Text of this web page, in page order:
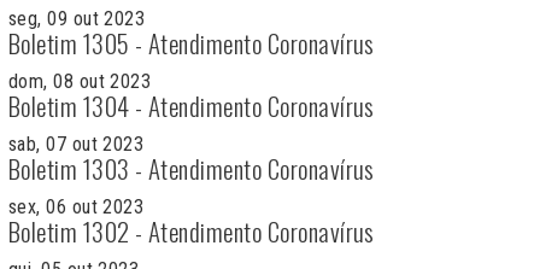
seg, 09 out 2023
Boletim 1305 - Atendimento Coronavírus
dom, 08 out 2023
Boletim 1304 - Atendimento Coronavírus
sab, 07 out 2023
Boletim 1303 - Atendimento Coronavírus
sex, 06 out 2023
Boletim 1302 - Atendimento Coronavírus